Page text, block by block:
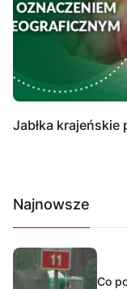
Jabłka
Najnowsze
Co